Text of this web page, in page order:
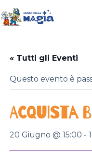
al
contenuto
« Tutti gli Eventi
Questo evento è
ACQUISTA
20 Giugno @ 15:00 -